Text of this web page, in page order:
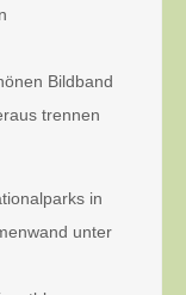
Bildband
trennen
in
unter